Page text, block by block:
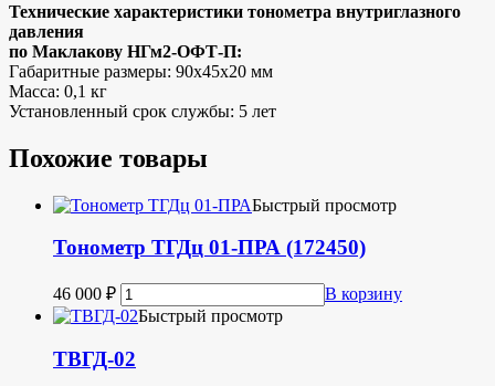
Технические характеристики тонометра внутриглазного
давления
по Маклакову НГм2-ОФТ-П:
Габаритные размеры: 90х45х20 мм
Масса: 0,1 кг
Установленный срок службы: 5 лет
Похожие товары
Быстрый просмотр
Тонометр ТГДц 01-ПРА (172450)
46 000 ₽
В корзину
Быстрый просмотр
ТВГД-02